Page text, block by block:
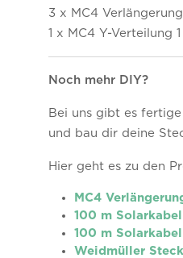
3 x MC4
1 x MC4 Y-Verteilung
Noch mehr DIY?
Bei uns gibt es
und bau dir deine
Hier geht es zu den
MC4
100 m Solarkabel
100 m Solarkabel
Weidmüller